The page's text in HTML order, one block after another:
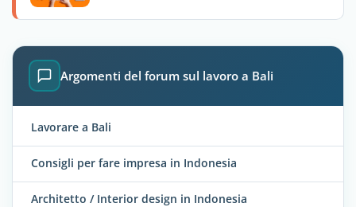
Argomenti del forum sul lavoro a Bali
Lavorare a Bali
Consigli per fare impresa in Indonesia
Architetto / Interior design in Indonesia